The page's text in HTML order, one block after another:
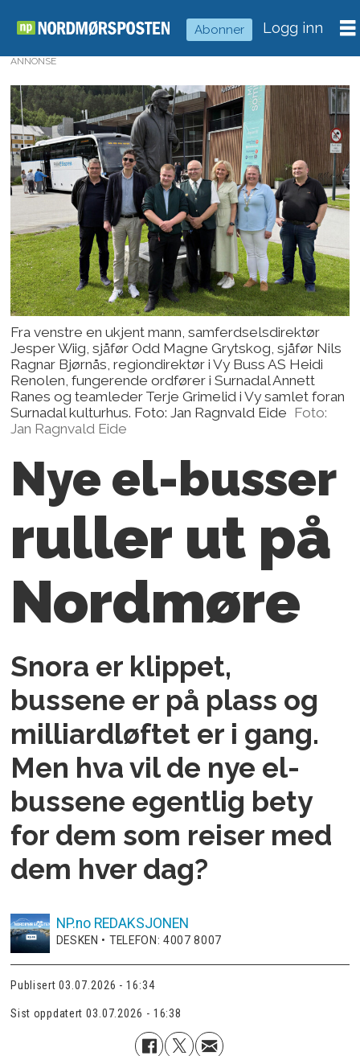
Abonner Logg inn
ANNONSE
Fra venstre en ukjent mann, samferdselsdirektør
Jesper Wiig, sjåfør Odd Magne Grytskog, sjåfør Nils
Ragnar Bjørnås, regiondirektør i Vy Buss AS Heidi
Renolen, fungerende ordfører i Surnadal Annett
Ranes og teamleder Terje Grimelid i Vy samlet foran
Surnadal kulturhus. Foto: Jan Ragnvald Eide Foto:
Jan Ragnvald Eide
Nye el-busser
ruller ut på
Nordmøre
Snora er klippet,
bussene er på plass og
milliardløftet er i gang.
Men hva vil de nye el-
bussene egentlig bety
for dem som reiser med
dem hver dag?
NP.no REDAKSJONEN
DESKEN • TELEFON: 4007 8007
Publisert 03.07.2026 - 16:34
Sist oppdatert 03.07.2026 - 16:38